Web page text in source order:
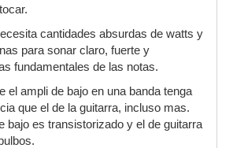
cantidades absurdas de watts y
para sonar claro, fuerte y
fundamentales de las notas.
el ampli de bajo en una banda tenga
que el de la guitarra, incluso mas.
bajo es transistorizado y el de guitarra